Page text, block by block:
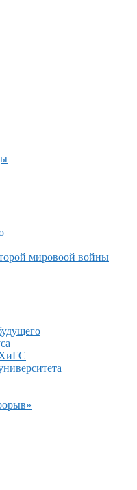
мировоой войны